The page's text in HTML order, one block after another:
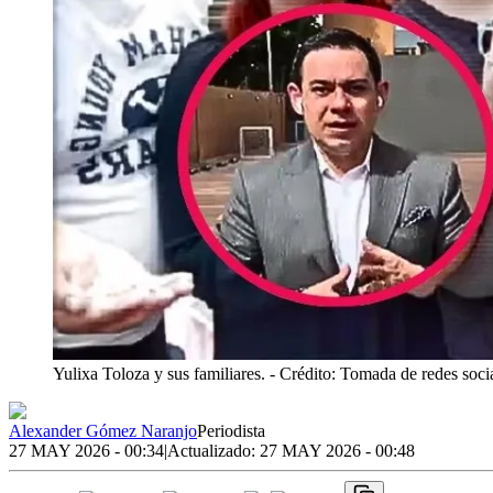
Yulixa Toloza y sus familiares. - Crédito: Tomada de redes
Alexander Gómez NaranjoPeriodista
27 MAY 2026 - 00:34|Actualizado: 27 MAY 2026 - 00:48